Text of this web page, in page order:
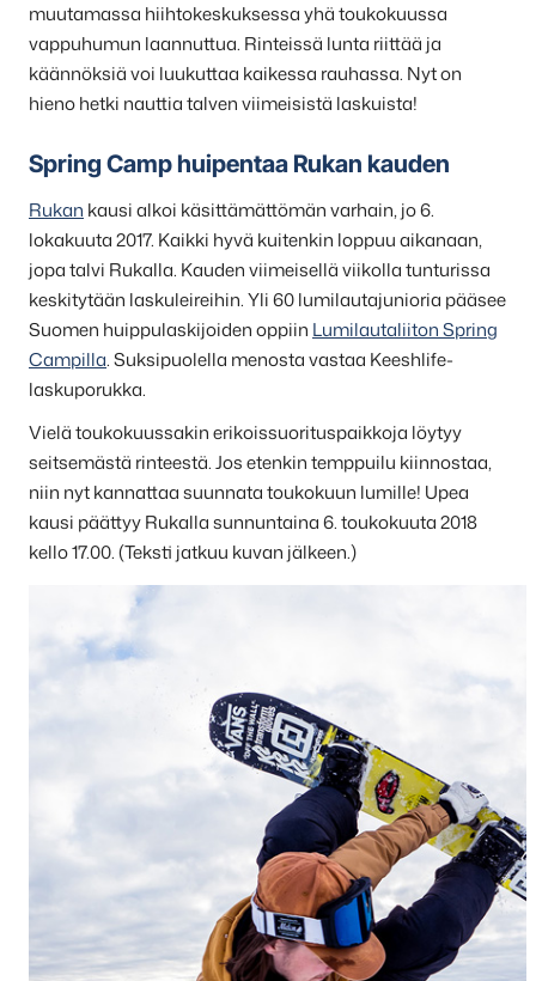
muutamassa hiihtokeskuksessa yhä toukokuussa
vappuhumun laannuttua. Rinteissä lunta riittää ja
käännöksiä voi luukuttaa kaikessa rauhassa. Nyt on
hieno hetki nauttia talven viimeisistä laskuista!
Spring Camp huipentaa Rukan kauden
Rukan kausi alkoi käsittämättömän varhain, jo 6.
lokakuuta 2017. Kaikki hyvä kuitenkin loppuu aikanaan,
jopa talvi Rukalla. Kauden viimeisellä viikolla tunturissa
keskitytään laskuleireihin. Yli 60 lumilautajunioria pääsee
Suomen huippulaskijoiden oppiin Lumilautaliiton Spring
Campilla. Suksipuolella menosta vastaa Keeshlife-
laskuporukka.
Vielä toukokuussakin erikoissuorituspaikkoja löytyy
seitsemästä rinteestä. Jos etenkin temppuilu kiinnostaa,
niin nyt kannattaa suunnata toukokuun lumille! Upea
kausi päättyy Rukalla sunnuntaina 6. toukokuuta 2018
kello 17.00. (Teksti jatkuu kuvan jälkeen.)